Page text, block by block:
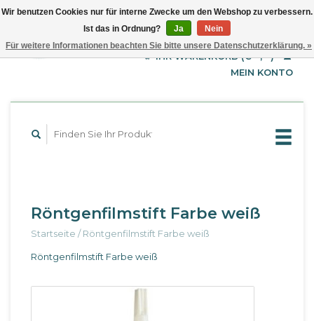
EUR
GBP
USD
English
Français
IHR WARENKORB (€--,--)
MEIN KONTO
Röntgenfilmstift Farbe weiß
Startseite /Röntgenfilmstift Farbe weiß
Röntgenfilmstift Farbe weiß
Wir benutzen Cookies nur für interne Zwecke um den Webshop zu verbessern.
Ist das in Ordnung?
Ja
Nein
Für weitere Informationen beachten Sie bitte unsere Datenschutzerklärung. »